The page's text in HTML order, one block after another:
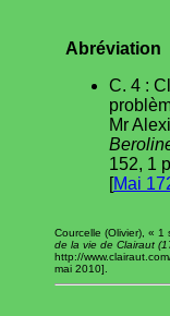
Abréviation
C. 4 :
Mr
152, 1
[Mai
Courcelle (Olivier), « 1
de la vie de Clairaut
http://
mai 2010].